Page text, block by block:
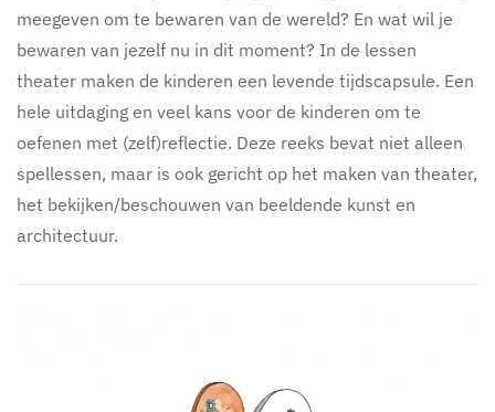
meegeven om te bewaren van de wereld? En wat wil je
bewaren van jezelf nu in dit moment? In de lessen
theater maken de kinderen een levende tijdscapsule. Een
hele uitdaging en veel kans voor de kinderen om te
oefenen met (zelf)reflectie. Deze reeks bevat niet alleen
spellessen, maar is ook gericht op het maken van theater,
het bekijken/beschouwen van beeldende kunst en
architectuur.